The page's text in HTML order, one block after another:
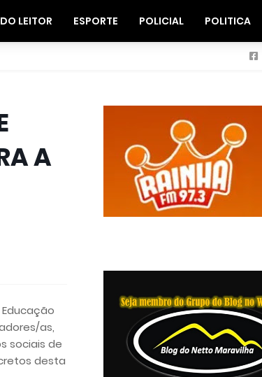
LEITOR ESPORTE POLICIAL POLITICA
A
as,
sociais de
desta